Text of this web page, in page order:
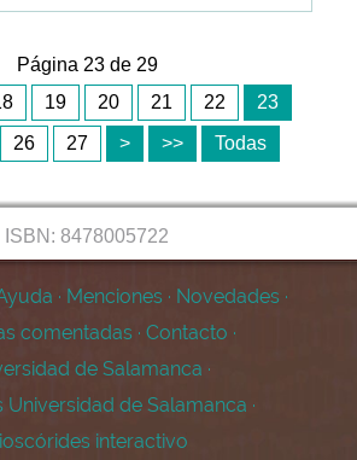
Página 23 de 29
19 20 21 22
23
26 27 > >> Todas
ISBN: 8478005722
· Menciones · Novedades ·
comentadas · Contacto ·
de Salamanca ·
Universidad de Salamanca ·
interactivo